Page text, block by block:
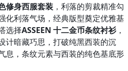
修身西服套装 ，利落的剪裁精准勾
化利落气场，经典版型奠定优雅基
选择ASSEEN 十二金币条纹衬衫，
计暗藏巧思，打破纯黑西装的沉
息，条纹元素与西装的纯色基底形